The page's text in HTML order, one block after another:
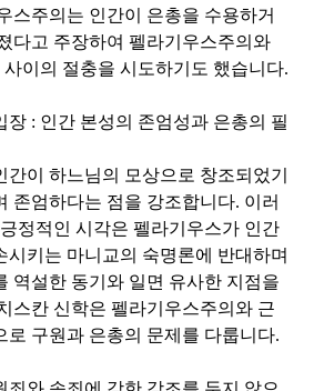
스주의는 인간이 은총을 수용하거
다고 주장하여 펠라기우스주의와
이의 절충을 시도하기도 했습니다.
장 : 인간 본성의 존엄성과 은총의 필
간이 하느님의 모상으로 창조되었기
존엄하다는 점을 강조합니다. 이러
정적인 시각은 펠라기우스가 인간
시키는 마니교의 숙명론에 반대하며
역설한 동기와 일면 유사한 지점을
스칸 신학은 펠라기우스주의와 근
로 구원과 은총의 문제를 다룹니다.